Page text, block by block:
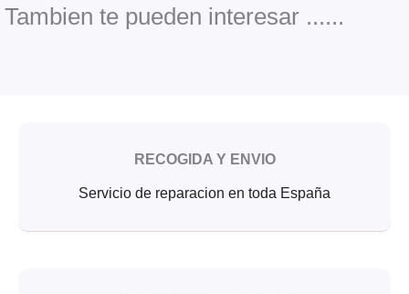
o
k
e
Tambien te pueden interesar ......
RECOGIDA Y ENVIO
Servicio de reparacion en toda España